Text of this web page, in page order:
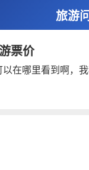
旅游
票价
在哪里看到啊，